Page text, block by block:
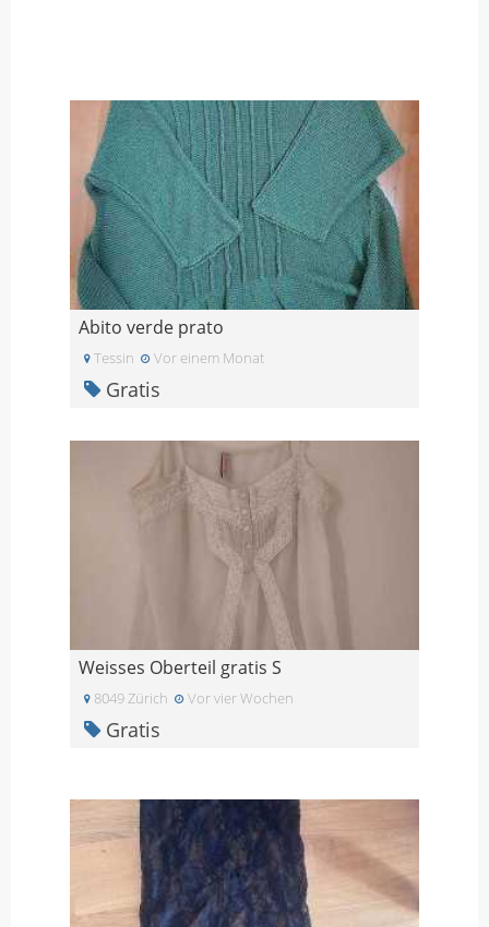
Abito verde prato
Tessin Vor einem Monat
Gratis
Weisses Oberteil gratis S
8049 Zürich Vor vier Wochen
Gratis